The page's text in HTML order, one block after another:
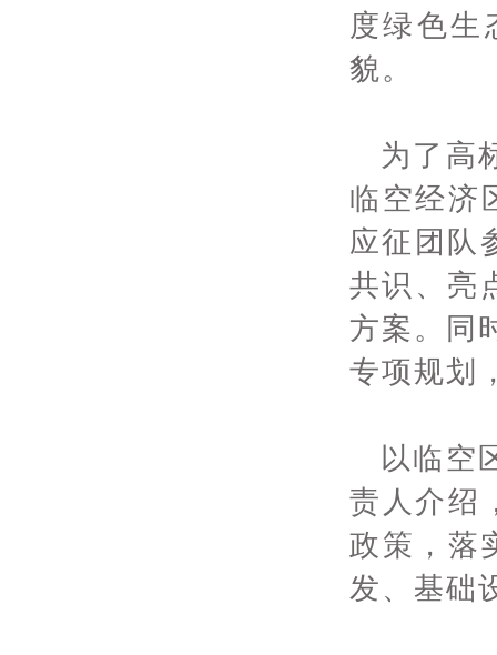
度绿色生
貌。
为了高
临空经济
应征团队
共识、亮
方案。同
专项规划
以临空
责人介绍
政策，落
发、基础